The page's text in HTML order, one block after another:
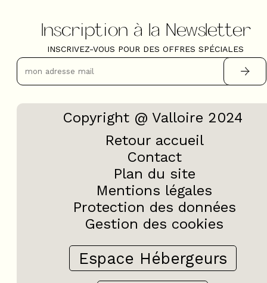
Inscription à la Newsletter
INSCRIVEZ-VOUS POUR DES OFFRES SPÉCIALES
Copyright @ Valloire 2024
Retour accueil
Contact
Plan du site
Mentions légales
Protection des données
Gestion des cookies
Espace Hébergeurs